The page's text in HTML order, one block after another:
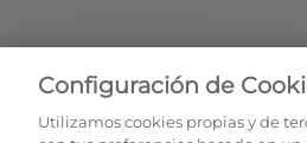
Configuración de
Utilizamos cookies propias y de